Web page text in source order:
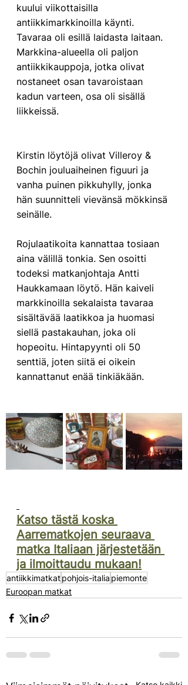
kuului viikottaisilla
antiikkimarkkinoilla käynti.
Tavaraa oli esillä laidasta laitaan.
Markkina-alueella oli paljon
antiikkikauppoja, jotka olivat
nostaneet osan tavaroistaan
kadun varteen, osa oli sisällä
liikkeissä.
Kirstin löytöjä olivat Villeroy &
Bochin jouluaiheinen figuuri ja
vanha puinen pikkuhylly, jonka
hän suunnitteli vievänsä mökkinsä
seinälle.
Rojulaatikoita kannattaa tosiaan
aina välillä tonkia. Sen osoitti
todeksi matkanjohtaja Antti
Haukkamaan löytö. Hän kaiveli
markkinoilla sekalaista tavaraa
sisältävää laatikkoa ja huomasi
siellä pastakauhan, joka oli
hopeoitu. Hintapyynti oli 50
senttiä, joten siitä ei oikein
kannattanut enää tinkiäkään.
Katso tästä koska
Aarrematkojen seuraava
matka Italiaan järjestetään
ja ilmoittaudu mukaan!
antiikkimatkatpohjois-italia piemonte
Euroopan matkat